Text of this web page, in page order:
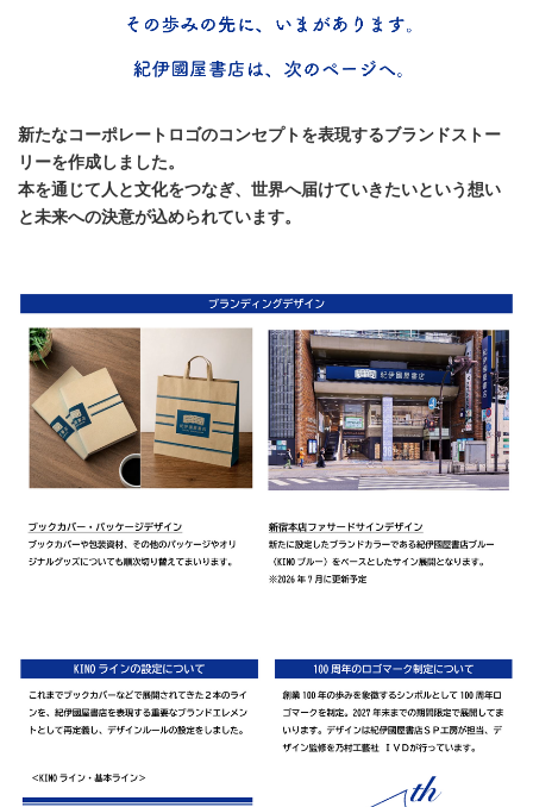
新たなコーポレートロゴのコンセプトを表現するブランドストー
リーを作成しました。
本を通じて人と文化をつなぎ、世界へ届けていきたいという想い
と未来への決意が込められています。